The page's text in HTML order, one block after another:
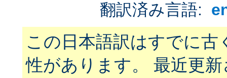
翻訳済み言語:
この日本語訳はすでに古
性があります。 最近更